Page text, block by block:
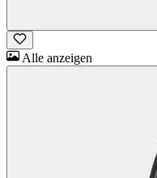
Alle anzeigen